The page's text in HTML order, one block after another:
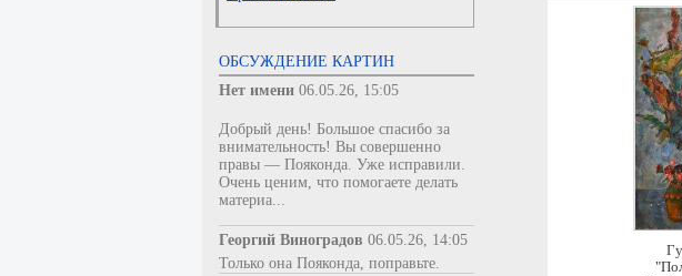
ОБСУЖДЕНИЕ КАРТИН
Нет имени 06.05.26, 15:05
Добрый день! Большое спасибо за
внимательность! Вы совершенно
правы — Пояконда. Уже исправили.
Очень ценим, что помогаете делать
материа...
Георгий Виноградов 06.05.26, 14:05
Только она Пояконда, поправьте.